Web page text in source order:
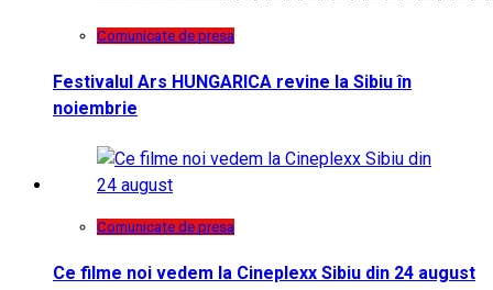
Comunicate de presa
Festivalul Ars HUNGARICA revine la Sibiu în
noiembrie
Comunicate de presa
Ce filme noi vedem la Cineplexx Sibiu din 24 august